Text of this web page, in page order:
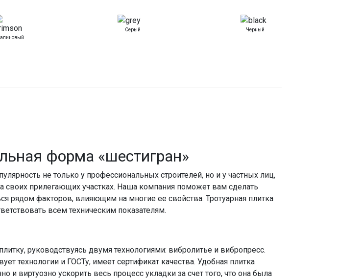
Серый Черный
форма «шестигран»
не только у профессиональных строителей, но и у частных лиц,
своих прилегающих участках. Наша компания поможет вам сделать
рядом факторов, влияющим на многие ее свойства. Тротуарная плитка
всем техническим показателям.
руководствуясь двумя технологиями: вибролитье и вибропресс.
технологии и ГОСТу, имеет сертификат качества. Удобная плитка
виртуозно ускорить весь процесс укладки за счет того, что она была